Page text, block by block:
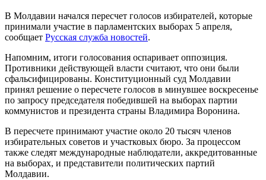
В Молдавии начался пересчет голосов избирателей, которые
принимали участие в парламентских выборах 5 апреля,
сообщает Русская служба новостей.
Напомним, итоги голосования оспаривает оппозиция.
Противники действующей власти считают, что они были
сфальсифицированы. Конституционный суд Молдавии
принял решение о пересчете голосов в минувшее воскресенье
по запросу председателя победившей на выборах партии
коммунистов и президента страны Владимира Воронина.
В пересчете принимают участие около 20 тысяч членов
избирательных советов и участковых бюро. За процессом
также следят международные наблюдатели, аккредитованные
на выборах, и представители политических партий
Молдавии.